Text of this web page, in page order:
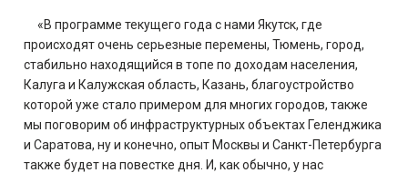
«В программе текущего года с нами Якутск, где
происходят очень серьезные перемены, Тюмень, город,
стабильно находящийся в топе по доходам населения,
Калуга и Калужская область, Казань, благоустройство
которой уже стало примером для многих городов, также
мы поговорим об инфраструктурных объектах Геленджика
и Саратова, ну и конечно, опыт Москвы и Санкт-Петербурга
также будет на повестке дня. И, как обычно, у нас